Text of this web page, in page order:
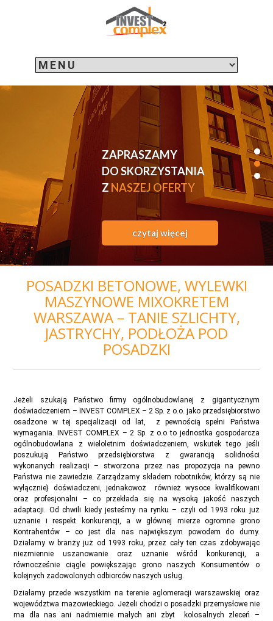
ZAPRASZAMY
DO SKORZYSTANIA
Z NASZEJ OFERTY
czytaj więcej
POSADZKI BETONOWE, WYLEWKI
MASZYNOWE MIXOKRETEM
WARSZAWA – TANIE SZLICHTY,
JASTRYCHY, PODŁOŻA POD
POSADZKI
Jeżeli szukają Państwo firmy ogólnobudowlanej z gigantycznym
doświadczeniem – INVEST COMPLEX – 2 Sp. z o.o. jako przedsiębiorstwo
osadzone w tej specjalizacji od lat, z pewnością spełni Państwa
wymagania. INVEST COMPLEX – 2 Sp. z o.o to jednostka gospodarcza
ogólnobudowlana z wieloletnim doświadczeniem, wskutek tego jeśli
poszukują Państwo przedsiębiorstwa z gwarancją solidności
wykonanych realizacji – stworzona przez nas propozycja na pewno
Państwa nie zawiedzie. Zarządzamy składem robotników, którzy są nie
wyłącznie} doświadczeni, jednakowoż również wysoce kwalifikowani
oraz profesjonalni – co przekłada się na wysoką jakość naszych
adaptacji. Od chwili kiedy jesteśmy na rynku – czyli od 1993 roku już
uznanie i respekt konkurencji, a w głównej mierze ogromne grono
Kontrahentów – co jest dla nas największym powodem do dumy.
Działamy w branży już od 1993 roku, przez cały ten czas zdobywając
niezmiennie uszanowanie oraz uznanie wśród konkurencji, a
równocześnie ciągle powiększając grono naszych Konsumentów o
kolejnych zadowolonych odbiorców naszych usług.
Działamy przede wszystkim na terenie aglomeracji warszawskiej oraz
województwa mazowieckiego. Jeżeli chodzi o posadzki przemysłowe nie
ma dla nas ani nadmiernie małych ani zbyt kolosalnych zleceń –